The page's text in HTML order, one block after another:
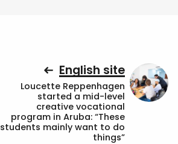
English site
Loucette Reppenhagen
started a mid-level
creative vocational
program in Aruba: “These
students mainly want to do
things”